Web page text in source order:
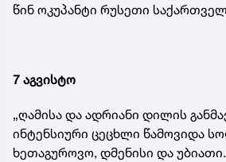
წინ ოკუპანტი რუსეთი
7 აგვისტო
„ღამისა და ადრიანი დილის
ინტენსიური ცეცხლი წამოვიდა
ხეთაგუროვო, დმენისი და